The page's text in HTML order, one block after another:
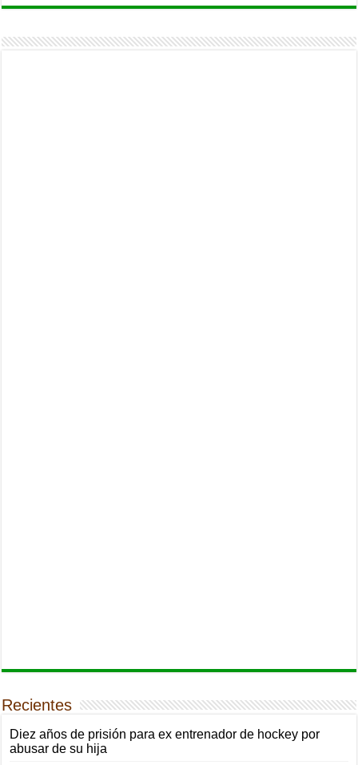
Recientes
Diez años de prisión para ex entrenador de hockey por
abusar de su hija